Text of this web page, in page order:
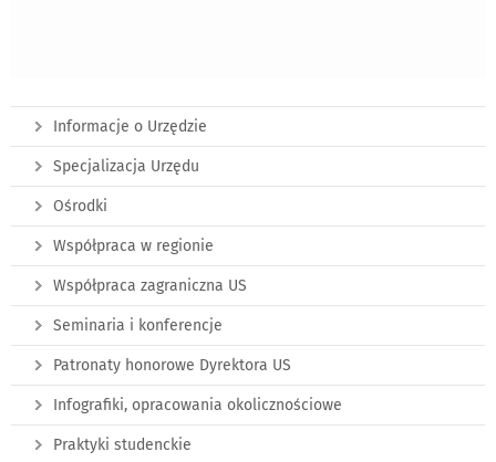
Informacje o Urzędzie
Specjalizacja Urzędu
Ośrodki
Współpraca w regionie
Współpraca zagraniczna US
Seminaria i konferencje
Patronaty honorowe Dyrektora US
Infografiki, opracowania okolicznościowe
Praktyki studenckie